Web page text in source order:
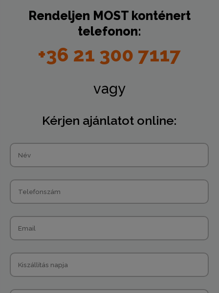
Rendeljen MOSTkonténert
telefonon:
+36 21 300 7117
vagy
Kérjen ajánlatot online: